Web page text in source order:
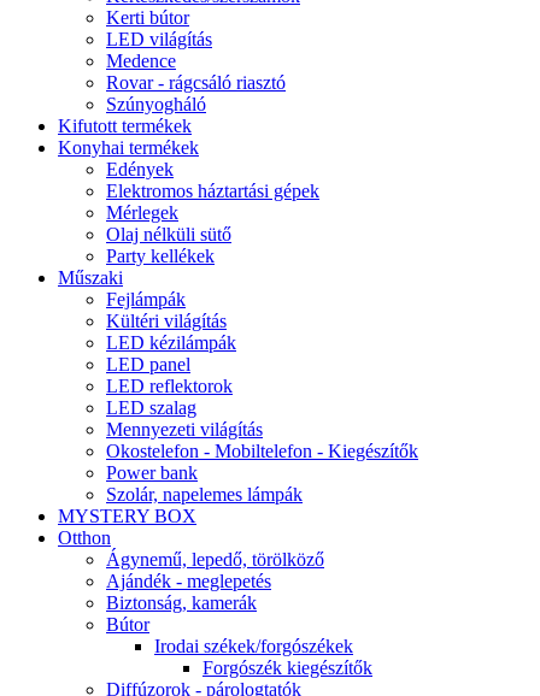
Kerti bútor
LED világítás
Medence
Rovar - rágcsáló riasztó
Szúnyogháló
Kifutott termékek
Konyhai termékek
Edények
Elektromos háztartási gépek
Mérlegek
Olaj nélküli sütő
Party kellékek
Műszaki
Fejlámpák
Kültéri világítás
LED kézilámpák
LED panel
LED reflektorok
LED szalag
Mennyezeti világítás
Okostelefon - Mobiltelefon - Kiegészítők
Power bank
Szolár, napelemes lámpák
MYSTERY BOX
Otthon
Ágynemű, lepedő, törölköző
Ajándék - meglepetés
Biztonság, kamerák
Bútor
Irodai székek/forgószékek
Forgószék kiegészítők
Diffúzorok - párologtatók